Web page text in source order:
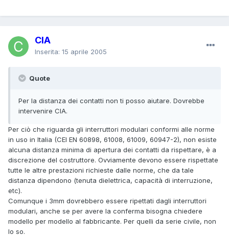
ClA
Inserita: 15 aprile 2005
Quote
Per la distanza dei contatti non ti posso aiutare. Dovrebbe
intervenire ClA.
Per ciò che riguarda gli interruttori modulari conformi alle norme
in uso in Italia (CEI EN 60898, 61008, 61009, 60947-2), non esiste
alcuna distanza minima di apertura dei contatti da rispettare, è a
discrezione del costruttore. Ovviamente devono essere rispettate
tutte le altre prestazioni richieste dalle norme, che da tale
distanza dipendono (tenuta dielettrica, capacità di interruzione,
etc).
Comunque i 3mm dovrebbero essere ripettati dagli interruttori
modulari, anche se per avere la conferma bisogna chiedere
modello per modello al fabbricante. Per quelli da serie civile, non
lo so.